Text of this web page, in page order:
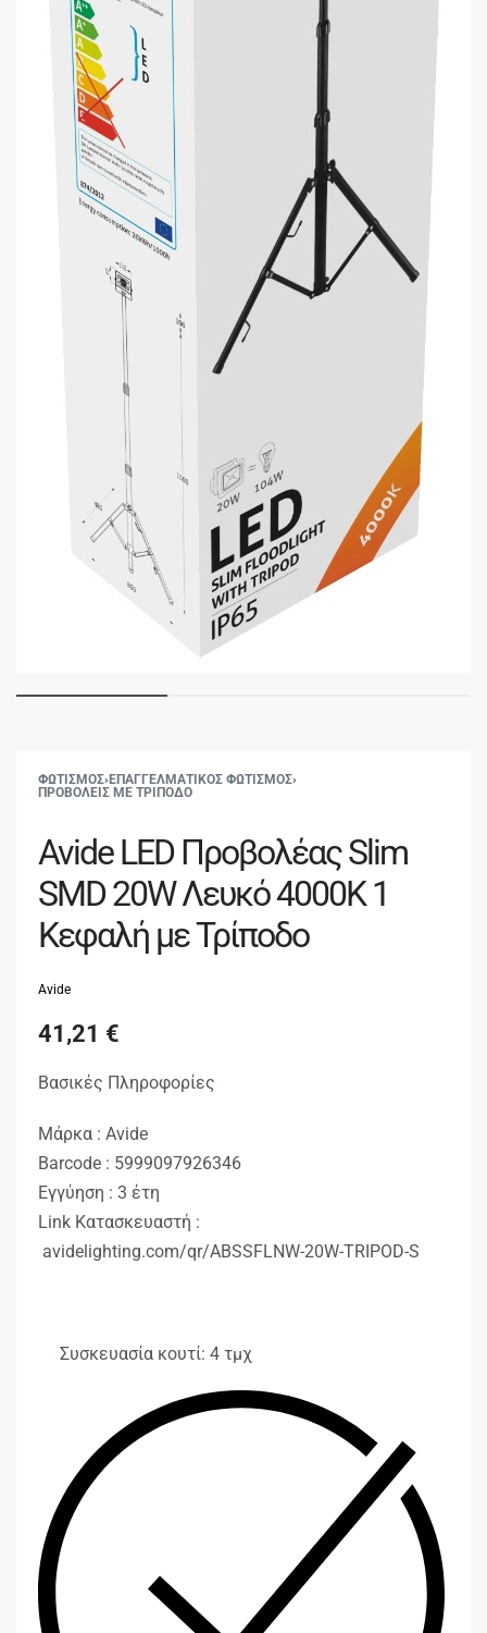
ΦΩΤΙΣΜΟΣ› ΕΠΑΓΓΕΛΜΑΤΙΚΟΣ ΦΩΤΙΣΜΟΣ›
ΠΡΟΒΟΛΕΙΣ ΜΕ ΤΡΙΠΟΔΟ
Avide LED Προβολέας Slim
SMD 20W Λευκό 4000K 1
Κεφαλή με Τρίποδο
Avide
41,21 €
Βασικές Πληροφορίες
Μάρκα : Avide
Barcode : 5999097926346
Εγγύηση : 3 έτη
Link Κατασκευαστή :
avidelighting.com/qr/ABSSFLNW-20W-TRIPOD-S
Συσκευασία κουτί: 4 τμχ